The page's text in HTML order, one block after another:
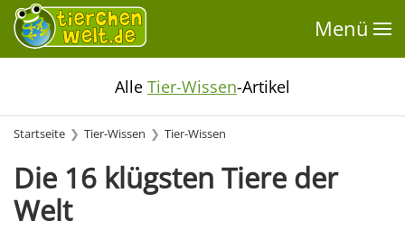
Menü
Alle Tier-Wissen-Artikel
Startseite Tier-Wissen Tier-Wissen
Die 16 klügsten Tiere der
Welt